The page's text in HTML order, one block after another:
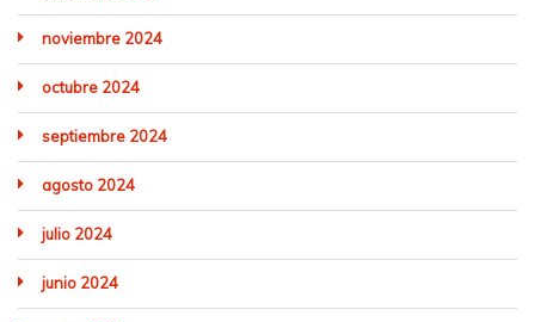
noviembre 2024
octubre 2024
septiembre 2024
agosto 2024
julio 2024
junio 2024